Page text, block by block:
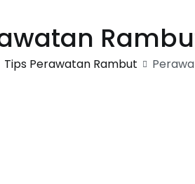
Tips Perawatan Rambut